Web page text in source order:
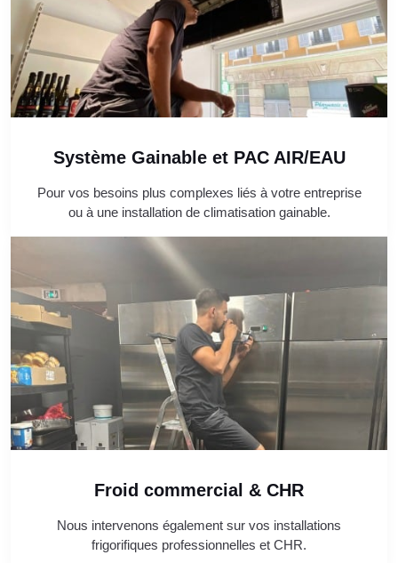
Système Gainable et PAC AIR/EAU
Pour vos besoins plus complexes liés à votre entreprise
ou à une installation de climatisation gainable.
Froid commercial & CHR
Nous intervenons également sur vos installations
frigorifiques professionnelles et CHR.